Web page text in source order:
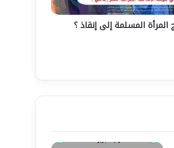
المسلمة إلى إنقاذ ؟